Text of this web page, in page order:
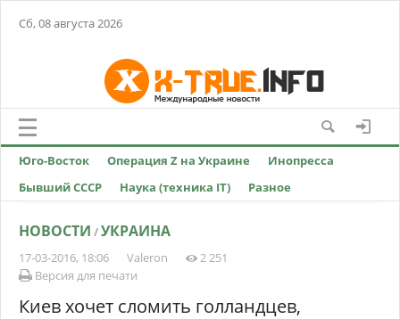
Сб, 08 августа 2026
Юго-Восток Операция Z на Украине
Инопресса
Бывший СССР
Наука (техника IT) Разное
НОВОСТИ /УКРАИНА
17-03-2016, 18:06 Valeron
2 251
Версия для печати
Киев хочет сломить голландцев,